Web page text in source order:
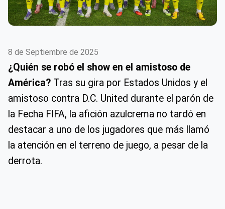
8 de Septiembre de 2025
¿Quién se robó el show en el amistoso de
América? Tras su gira por Estados Unidos y el
amistoso contra D.C. United durante el parón de
la Fecha FIFA, la afición azulcrema no tardó en
destacar a uno de los jugadores que más llamó
la atención en el terreno de juego, a pesar de la
derrota.